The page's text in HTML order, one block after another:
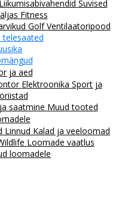
Liikumisabivahendid Suvised
Fitness
GolfVentilaatoripood
telesaated
ja aed
Elektroonika Sport ja
saatmine Muud tooted
Linnud Kalad ja veeloomad
Loomade vaatlus
loomadele